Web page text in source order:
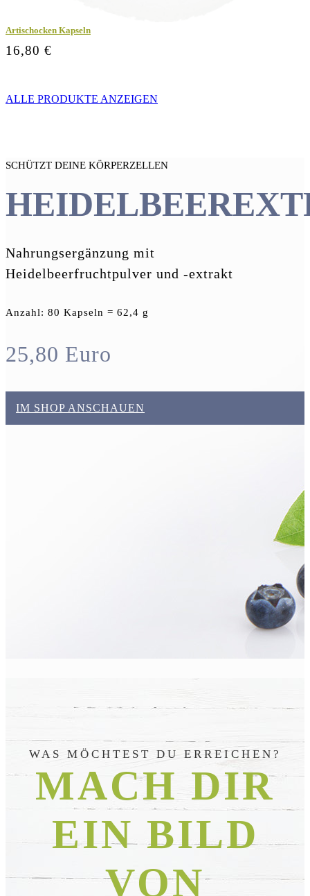
Artischocken Kapseln
16,80 €
ALLE PRODUKTE ANZEIGEN
SCHÜTZT DEINE KÖRPERZELLEN
Nahrungsergänzung mit
Heidelbeerfruchtpulver und -extrakt
Anzahl: 80 Kapseln = 62,4 g
25,80 Euro
IM SHOP ANSCHAUEN
WAS MÖCHTEST DU ERREICHEN?
MACH DIR
EIN BILD
VON